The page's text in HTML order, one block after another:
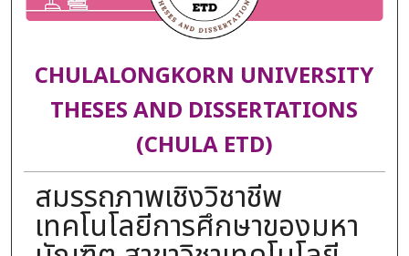
CHULALONGKORN UNIVERSITY
THESES AND DISSERTATIONS
(CHULA ETD)
สมรรถภาพเชิงวิชาชีพ
เทคโนโลยีการศึกษาของมหา